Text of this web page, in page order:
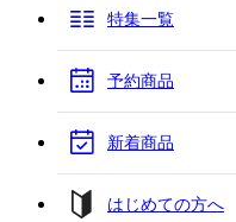
特集一覧
予約商品
新着商品
はじめての方へ